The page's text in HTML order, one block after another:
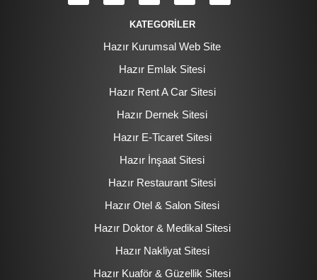
KATEGORİLER
Hazır Kurumsal Web Site
Hazır Emlak Sitesi
Hazır Rent A Car Sitesi
Hazır Dernek Sitesi
Hazır E-Ticaret Sitesi
Hazır İnşaat Sitesi
Hazır Restaurant Sitesi
Hazır Otel & Salon Sitesi
Hazır Doktor & Medikal Sitesi
Hazır Nakliyat Sitesi
Hazır Kuaför & Güzellik Sitesi